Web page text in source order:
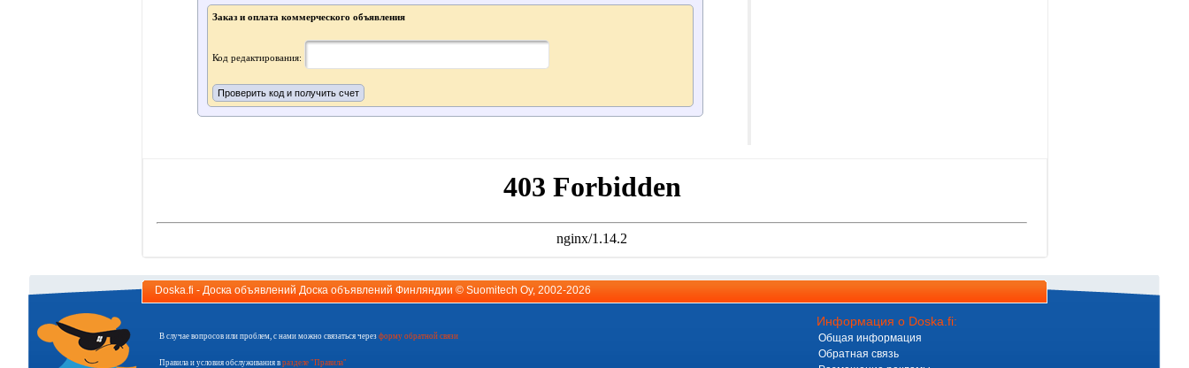
Заказ и оплата коммерческого объявления
Код редактирования:
Doska.fi - Доска объявлений Доска объявлений Финляндии © Suomitech Oy, 2002-2026
В случае вопросов или проблем, с нами можно связаться через форму обратной связи
Правила и условия обслуживания в разделе "Правила"
Информация о Doska.fi:
Общая информация
Обратная связь